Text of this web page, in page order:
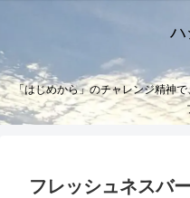
ハ
「はじめから」のチャレンジ精神
フレッシュネスバ